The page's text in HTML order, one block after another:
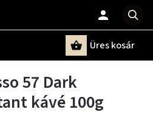
Üres kosár
57 Dark
kávé 100g